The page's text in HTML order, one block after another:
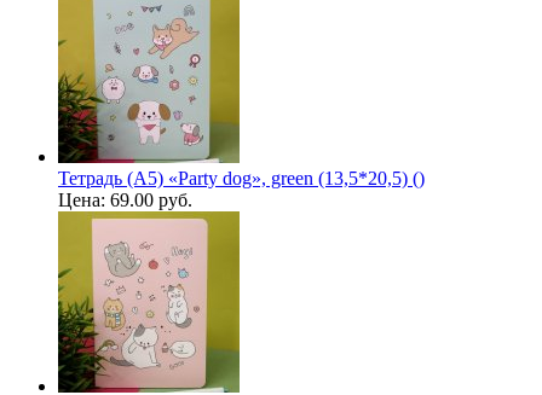
Тетрадь (A5) «Party dog», green (13,5*20,5) ()
Цена: 69.00 руб.